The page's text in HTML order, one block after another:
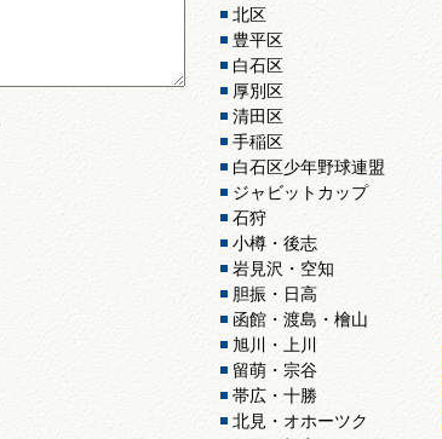
北区
豊平区
白石区
厚別区
清田区
手稲区
白石区少年野球連盟
ジャビットカップ
石狩
小樽・後志
岩見沢・空知
胆振・日高
函館・渡島・檜山
旭川・上川
留萌・宗谷
帯広・十勝
北見・オホーツク